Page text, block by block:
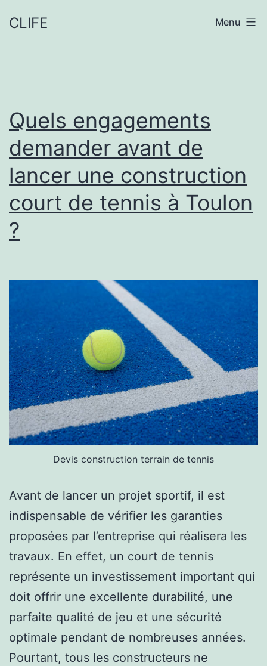
auCLIFE Menu
Quels engagements
demander avant de
lancer une construction
court de tennis à Toulon
?
Devis construction terrain de tennis
Avant de lancer un projet sportif, il est
indispensable de vérifier les garanties
proposées par l’entreprise qui réalisera les
travaux. En effet, un court de tennis
représente un investissement important qui
doit offrir une excellente durabilité, une
parfaite qualité de jeu et une sécurité
optimale pendant de nombreuses années.
Pourtant, tous les constructeurs ne